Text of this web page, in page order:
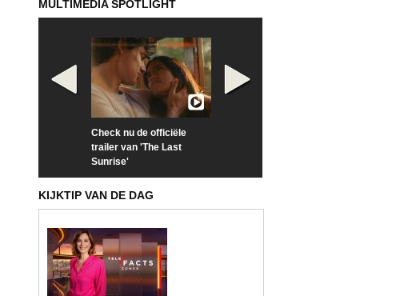
MULTIMEDIA SPOTLIGHT
Check nu de officiële
trailer van 'The Last
Sunrise'
KIJKTIP VAN DE DAG